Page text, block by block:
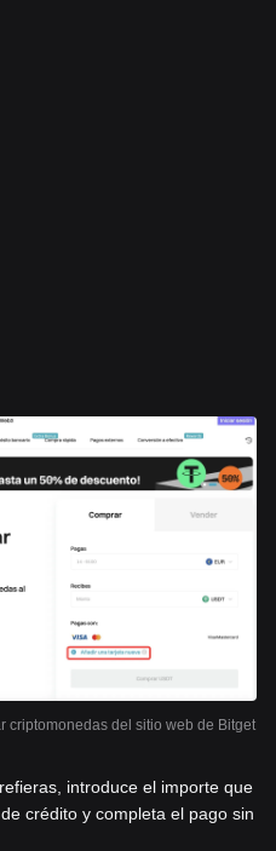
criptomonedas del sitio web de Bitget
introduce el importe que
crédito y completa el pago sin